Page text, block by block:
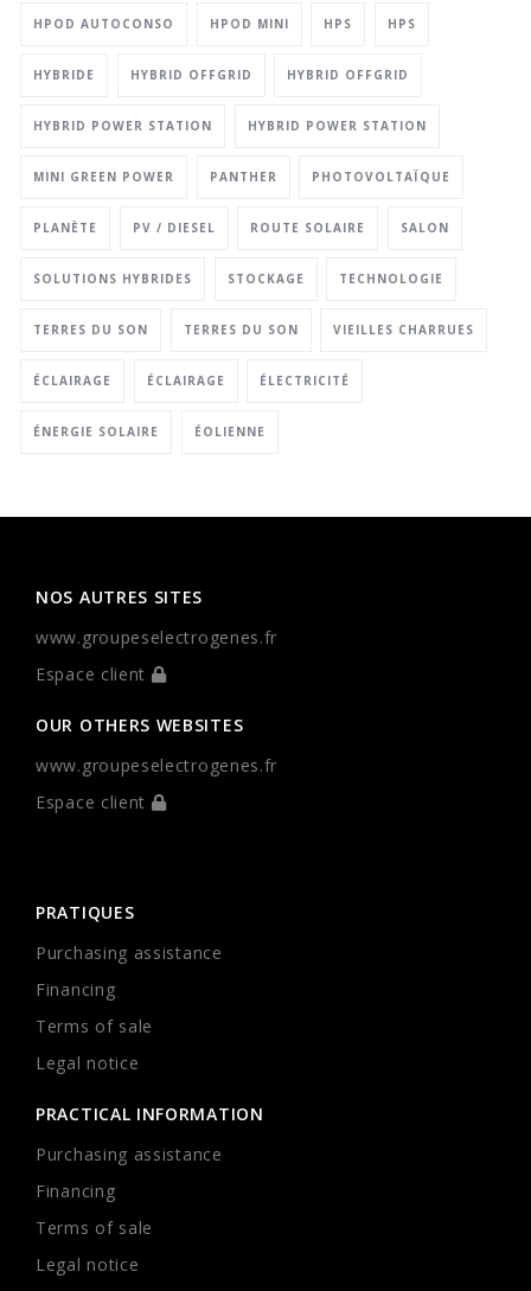
HPOD AUTOCONSO HPOD MINI HPS HPS
HYBRIDE HYBRID OFFGRID HYBRID OFFGRID
HYBRID POWER STATION HYBRID POWER STATION
MINI GREEN POWER PANTHER PHOTOVOLTAÏQUE
PLANÈTE PV / DIESEL ROUTE SOLAIRE SALON
SOLUTIONS HYBRIDES STOCKAGE TECHNOLOGIE
TERRES DU SON TERRES DU SON VIEILLES CHARRUES
ÉCLAIRAGE ÉCLAIRAGE ÉLECTRICITÉ
ÉNERGIE SOLAIRE ÉOLIENNE
NOS AUTRES SITES
www.groupeselectrogenes.fr
Espace client
OUR OTHERS WEBSITES
www.groupeselectrogenes.fr
Espace client
PRATIQUES
Purchasing assistance
Financing
Terms of sale
Legal notice
PRACTICAL INFORMATION
Purchasing assistance
Financing
Terms of sale
Legal notice